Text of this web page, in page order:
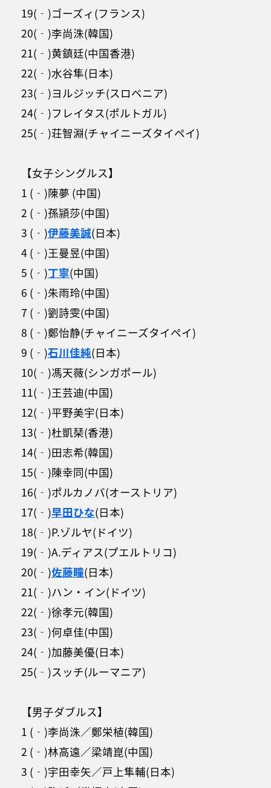
19(‐)ゴーズィ(フランス)
20(‐)李尚洙(韓国)
21(‐)黄鎮廷(中国香港)
22(‐)水谷隼(日本)
23(‐)ヨルジッチ(スロベニア)
24(‐)フレイタス(ポルトガル)
25(‐)荘智淵(チャイニーズタイペイ)
【女子シングルス】
1 (‐)陳夢 (中国)
2 (‐)孫頴莎(中国)
3 (‐)伊藤美誠(日本)
4 (‐)王曼昱(中国)
5 (‐)丁寧(中国)
6 (‐)朱雨玲(中国)
7 (‐)劉詩雯(中国)
8 (‐)鄭怡静(チャイニーズタイペイ)
9 (‐)石川佳純(日本)
10(‐)馮天薇(シンガポール)
11(‐)王芸迪(中国)
12(‐)平野美宇(日本)
13(‐)杜凱琹(香港)
14(‐)田志希(韓国)
15(‐)陳幸同(中国)
16(‐)ポルカノバ(オーストリア)
17(‐)早田ひな(日本)
18(‐)P.ゾルヤ(ドイツ)
19(‐)A.ディアス(プエルトリコ)
20(‐)佐藤瞳(日本)
21(‐)ハン・イン(ドイツ)
22(‐)徐孝元(韓国)
23(‐)何卓佳(中国)
24(‐)加藤美優(日本)
25(‐)スッチ(ルーマニア)
【男子ダブルス】
1 (‐)李尚洙／鄭栄植(韓国)
2 (‐)林高遠／梁靖崑(中国)
3 (‐)宇田幸矢／戸上隼輔(日本)